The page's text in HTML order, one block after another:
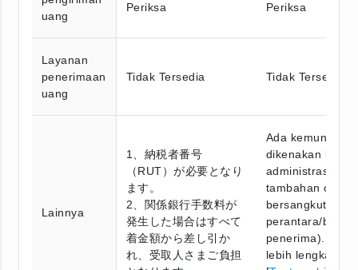
uang
Periksa
Periksa
Layanan
penerimaan
uang
Tidak Tersedia Tidak Tersedia
Lainnya
1、納税者番号
（RUT）が必要となり
ます。
2、関係銀行手数料が
発生した場合はすべて
着金額から差し引か
れ、受取人さまご負担
Ada
dikenakan biaya
administrasi
tambahan oleh
bersangkutan
perantara/bank
penerima).
lebih lengkap,